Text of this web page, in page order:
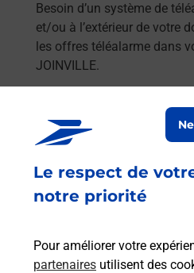
Le respect de
notre priorité
Pour améliorer votre
partenaires utilisent des
Besoin d’un système de
et/ou à l’extérieur de votre
les offres téléalarme dans
JOINVILLE.
En savoir plus
Code de la route auto ou
? Découvrez l'offre